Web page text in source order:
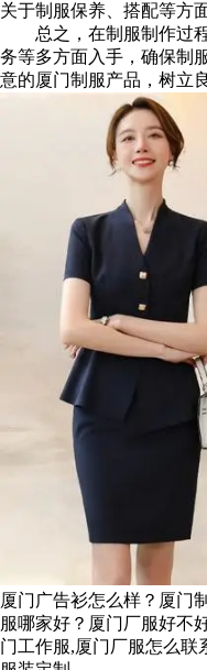
关于制服保养、搭配等方
总之，在制服制作过程
务等多方面入手，确保制
意的厦门制服产品，树立
厦门广告衫怎么样？厦门
服哪家好？厦门厂服好不
门工作服,厦门厂服怎么联